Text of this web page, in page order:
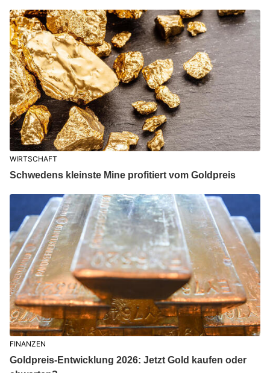
WIRTSCHAFT
Schwedens kleinste Mine profitiert vom Goldpreis
FINANZEN
Goldpreis-Entwicklung 2026: Jetzt Gold kaufen oder